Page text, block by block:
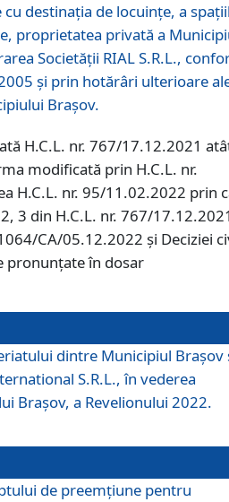
destinaţia de locuinţe, a
proprietatea privată a
Societăţii RIAL S.R.L.,
și prin hotărâri ulterioare
Braşov.
H.C.L. nr. 767/17.12.2021
modificată prin H.C.L. nr.
H.C.L. nr. 95/11.02.2022 prin
3 din H.C.L. nr. 767/
CA/05.12.2022 și Deciziei
pronunțate în dosar
dintre Municipiul Brașov
S.R.L., în vederea
Brașov, a Revelionului 2022.
de preemţiune pentru